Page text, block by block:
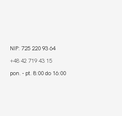
NIP: 725 220 93 64
+48 42 719 43 15
pon. - pt. 8:00 do 16:00